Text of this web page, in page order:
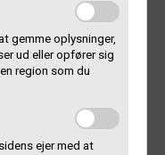
gemme oplysninger,
ud eller opfører sig
region som du
ejer med at